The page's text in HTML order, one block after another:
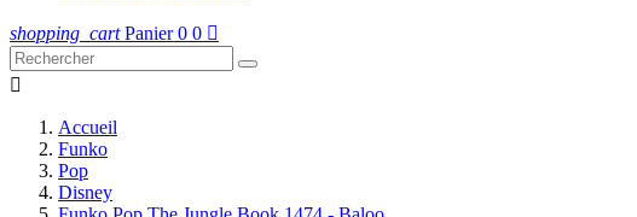
shopping_cart Panier 0 0 

Accueil
Funko
Pop
Disney